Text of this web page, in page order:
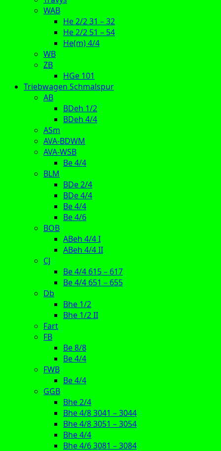
WAB
He 2/2 31 – 32
He 2/2 51 – 54
He(m) 4/4
WB
ZB
HGe 101
Triebwagen Schmalspur
AB
BDeh 1/2
BDeh 4/4
ASm
AVA-BDWM
AVA-WSB
Be 4/4
BLM
BDe 2/4
BDe 4/4
Be 4/4
Be 4/6
BOB
ABeh 4/4 I
ABeh 4/4 II
CJ
Be 4/4 615 – 617
Be 4/4 651 – 655
Db
Bhe 1/2
Bhe 1/2 II
Fart
FB
Be 8/8
Be 4/4
FWB
Be 4/4
GGB
Bhe 2/4
Bhe 4/8 3041 – 3044
Bhe 4/8 3051 – 3054
Bhe 4/4
Bhe 4/6 3081 – 3084